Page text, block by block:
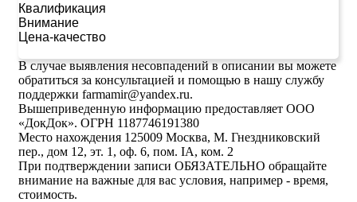
Квалификация
Внимание
Цена-качество
В случае выявления несовпадений в описании вы можете
обратиться за консультацией и помощью в нашу службу
поддержки farmamir@yandex.ru.
Вышеприведенную информацию предоставляет ООО
«ДокДок». ОГРН 1187746191380
Место нахождения 125009 Москва, М. Гнездниковский
пер., дом 12, эт. 1, оф. 6, пом. IA, ком. 2
При подтверждении записи ОБЯЗАТЕЛЬНО обращайте
внимание на важные для вас условия, например - время,
стоимость.